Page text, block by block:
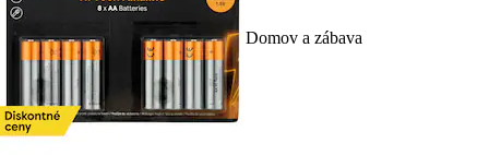
Domov a zábava